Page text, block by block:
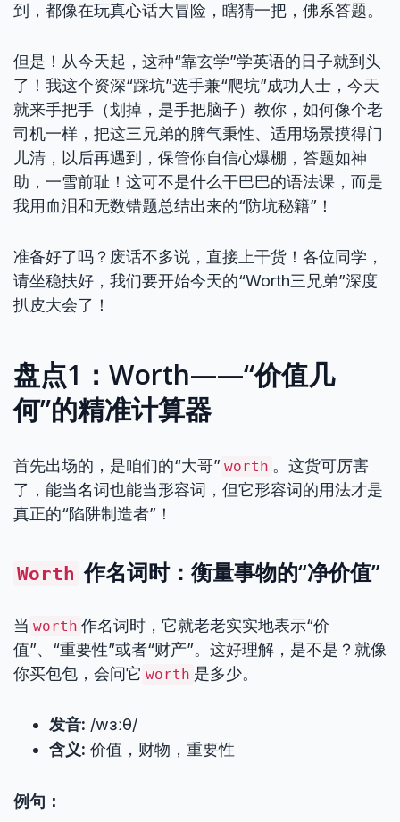
到，都像在玩真心话大冒险，瞎猜一把，佛系答题。
但是！从今天起，这种“靠玄学”学英语的日子就到头
了！我这个资深“踩坑”选手兼“爬坑”成功人士，今天
就来手把手（划掉，是手把脑子）教你，如何像个老
司机一样，把这三兄弟的脾气秉性、适用场景摸得门
儿清，以后再遇到，保管你自信心爆棚，答题如神
助，一雪前耻！这可不是什么干巴巴的语法课，而是
我用血泪和无数错题总结出来的“防坑秘籍”！
准备好了吗？废话不多说，直接上干货！各位同学，
请坐稳扶好，我们要开始今天的“Worth三兄弟”深度
扒皮大会了！
盘点1：Worth——“价值几
何”的精准计算器
首先出场的，是咱们的“大哥” worth 。这货可厉害
了，能当名词也能当形容词，但它形容词的用法才是
真正的“陷阱制造者”！
Worth 作名词时：衡量事物的“净价值”
当 worth 作名词时，它就老老实实地表示“价
值”、“重要性”或者“财产”。这好理解，是不是？就像
你买包包，会问它 worth 是多少。
发音: /wɜːθ/
含义: 价值，财物，重要性
例句：